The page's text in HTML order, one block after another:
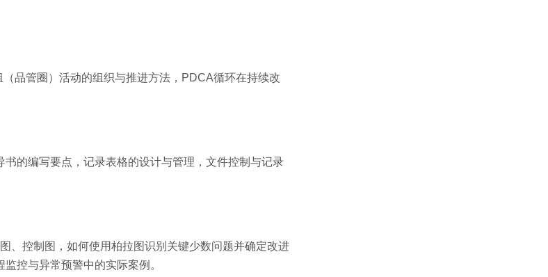
品管圈）活动的组织与推进方法，PDCA循环在持续改
的编写要点，记录表格的设计与管理，文件控制与记录
控制图，如何使用柏拉图识别关键少数问题并确定改进
控与异常预警中的实际案例。